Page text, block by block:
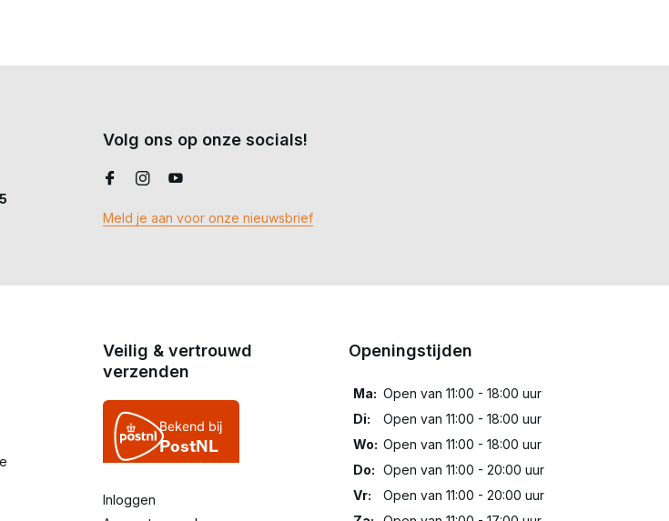
Volg ons op onze socials!
Meld je aan voor onze nieuwsbrief
Veilig & vertrouwd
verzenden
Inloggen
Openingstijden
Ma: Open van 11:00 - 18:00 uur
Di:
Open van 11:00 - 18:00 uur
Wo: Open van 11:00 - 18:00 uur
Do: Open van 11:00 - 20:00 uur
Vr:
Open van 11:00 - 20:00 uur